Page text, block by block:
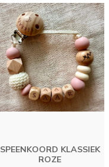
SPEENKOORD KLASSIEK
ROZE